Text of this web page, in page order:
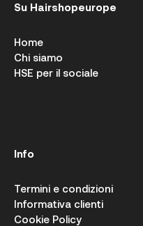
Su Hairshopeurope
Home
Chi siamo
HSE per il sociale
Info
Termini e condizioni
Informativa clienti
Cookie Policy